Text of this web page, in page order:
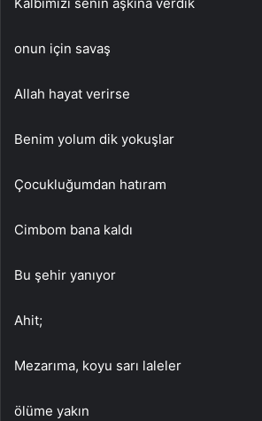
onun için savaş
Allah hayat verirse
Benim yolum dik yokuşlar
Çocukluğumdan hatıram
Cimbom bana kaldı
Bu şehir yanıyor
Ahit;
Mezarıma, koyu sarı laleler
ölüme yakın